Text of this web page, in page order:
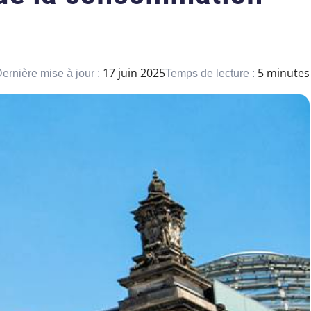
mise à jour : 17 juin 2025Temps de lecture : 5 minutes